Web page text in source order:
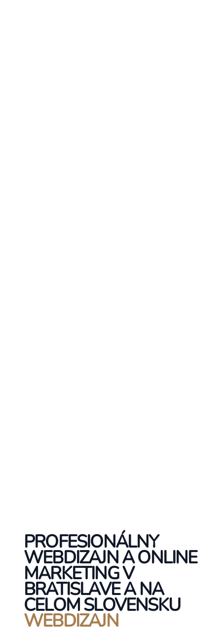
PROFESIONÁLNY
WEBDIZAJN A ONLINE
MARKETING V
BRATISLAVE A NA
CELOM SLOVENSKU
WEBDIZAJN